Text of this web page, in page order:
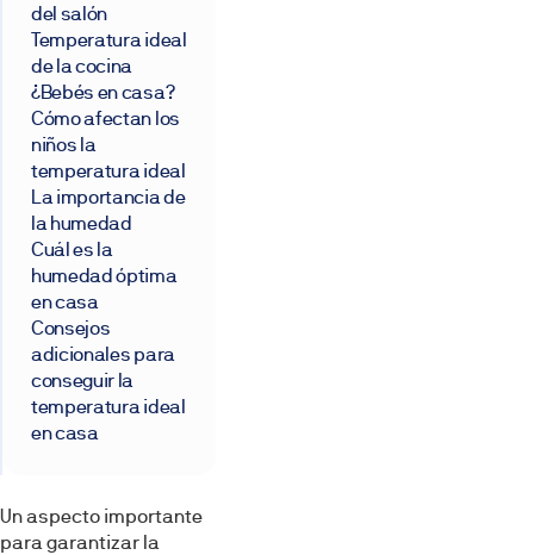
Un aspecto importante
para garantizar la
del salón
Temperatura ideal
de la cocina
¿Bebés en casa?
Cómo afectan los
niños la
temperatura ideal
La importancia de
la humedad
Cuál es la
humedad óptima
en casa
Consejos
adicionales para
conseguir la
temperatura ideal
en casa